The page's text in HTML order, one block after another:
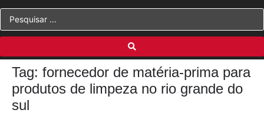
Tag: fornecedor de matéria-prima para
produtos de limpeza no rio grande do
sul